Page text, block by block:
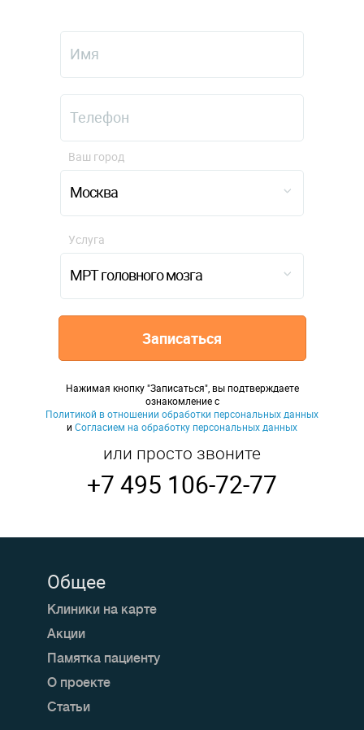
Москва
Ваш город
МРТ головного мозга
Услуга
Записаться
Нажимая кнопку "Записаться", вы подтверждаете
ознакомление с
Политикой в отношении обработки персональных данных
и Согласием на обработку персональных данных
или просто звоните
+7 495 106-72-77
Общее
Клиники на карте
Акции
Памятка пациенту
О проекте
Статьи